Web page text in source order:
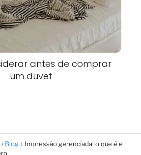
antes de comprar
um duvet
Blog
Impressão gerenciada: o que é e